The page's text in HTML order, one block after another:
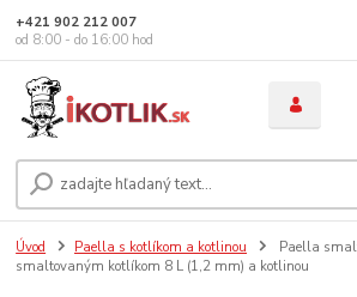
+421 902 212 007
od 8:00 - do 16:00 hod
Úvod Paella s kotlíkom a kotlinou
Paella
smaltovaným kotlíkom 8 L (1,2 mm) a kotlinou